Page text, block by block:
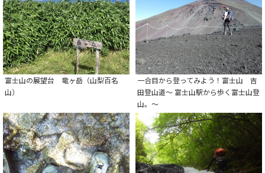
富士山の展望台 竜ヶ岳（山梨百名
山）
一合目から登ってみよう！富士山 吉
田登山道～ 富士山駅から歩く富士山登
山。～